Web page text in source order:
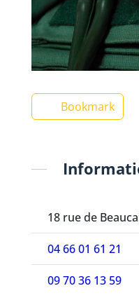
Bookmark
18 rue de
04 66 01 61 21
09 70 36 13 59